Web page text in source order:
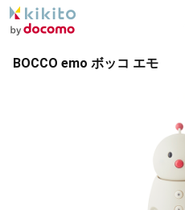
BOCCO emo ボッコ エモ